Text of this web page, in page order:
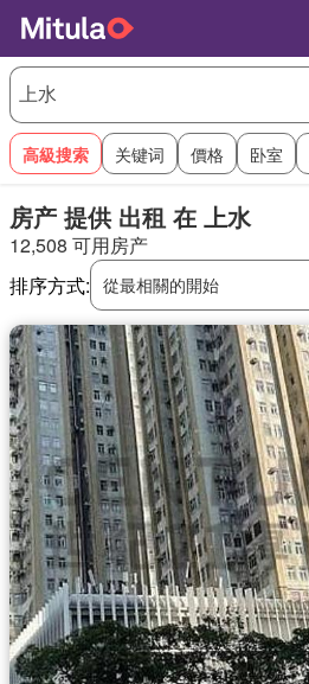
高級搜索 关键词 價格 卧室
房产 提供 出租 在 上水
12,508 可用房产
排序方式: 從最相關的開始